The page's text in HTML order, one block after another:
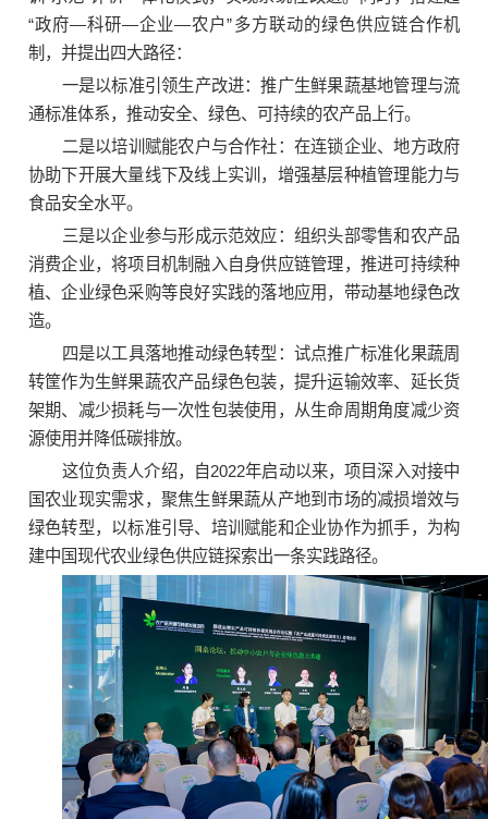
“政府—科研—企业—农户”多方联动的绿色供应链合作机
制，并提出四大路径：
一是以标准引领生产改进：推广生鲜果蔬基地管理与流
通标准体系，推动安全、绿色、可持续的农产品上行。
二是以培训赋能农户与合作社：在连锁企业、地方政府
协助下开展大量线下及线上实训，增强基层种植管理能力与
食品安全水平。
三是以企业参与形成示范效应：组织头部零售和农产品
消费企业，将项目机制融入自身供应链管理，推进可持续种
植、企业绿色采购等良好实践的落地应用，带动基地绿色改
造。
四是以工具落地推动绿色转型：试点推广标准化果蔬周
转筐作为生鲜果蔬农产品绿色包装，提升运输效率、延长货
架期、减少损耗与一次性包装使用，从生命周期角度减少资
源使用并降低碳排放。
这位负责人介绍，自2022年启动以来，项目深入对接中
国农业现实需求，聚焦生鲜果蔬从产地到市场的减损增效与
绿色转型，以标准引导、培训赋能和企业协作为抓手，为构
建中国现代农业绿色供应链探索出一条实践路径。